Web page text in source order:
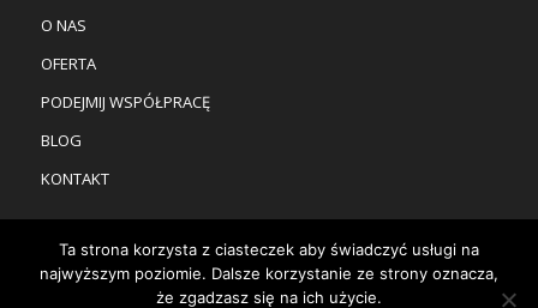
O NAS
OFERTA
PODEJMIJ WSPÓŁPRACĘ
BLOG
KONTAKT
Ta strona korzysta z ciasteczek aby świadczyć usługi na
najwyższym poziomie. Dalsze korzystanie ze strony oznacza,
że zgadzasz się na ich użycie.